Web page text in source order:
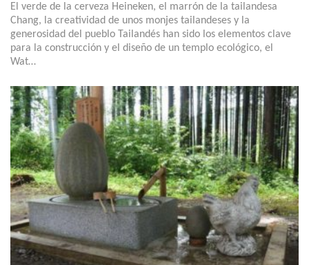
El verde de la cerveza Heineken, el marrón de la tailandesa
Chang, la creatividad de unos monjes tailandeses y la
generosidad del pueblo Tailandés han sido los elementos clave
para la construcción y el diseño de un templo ecológico, el
Wat…